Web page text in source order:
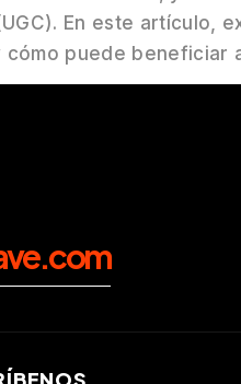
En este artículo,
puede beneficiar